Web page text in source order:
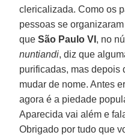
clericalizada. Como os
pessoas se
queSão Paulo VI , no
nuntiandi, diz que
purificadas, mas depois
mudar de nome. Antes
agora é a piedade
Aparecida vai além e
Obrigado por tudo que